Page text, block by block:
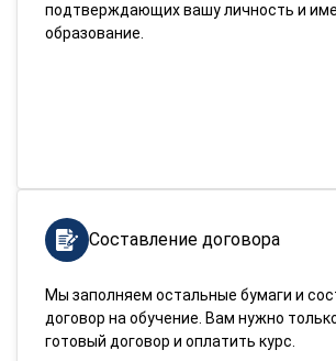
подтверждающих вашу личность и
образование.
Составление договора
Мы заполняем остальные бумаги и
договор на обучение. Вам нужно
готовый договор и оплатить курс.